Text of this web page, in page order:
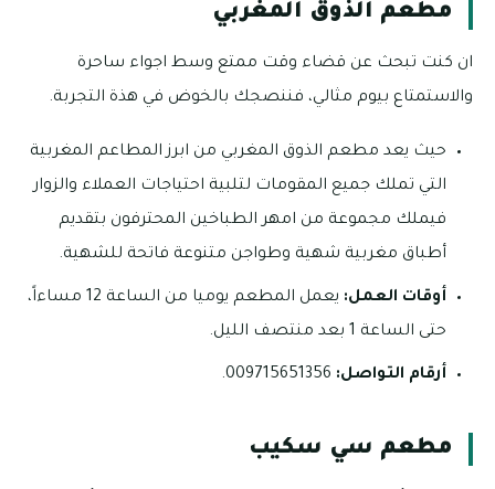
مطعم الذوق المغربي
ان كنت تبحث عن قضاء وقت ممتع وسط اجواء ساحرة
والاستمتاع بيوم مثالي، فننصجك بالخوض في هذة التجربة.
حيث يعد مطعم الذوق المغربي من ابرز المطاعم المغربية
التي تملك جميع المقومات لتلبية احتياجات العملاء والزوار
فيملك مجموعة من امهر الطباخين المحترفون بتقديم
أطباق مغربية شهية وطواجن متنوعة فاتحة للشهية.
أوقات العمل:
يعمل المطعم يوميا من الساعة 12 مساءاً،
حتى الساعة 1 بعد منتصف الليل.
أرقام التواصل:
مطعم سي سكيب